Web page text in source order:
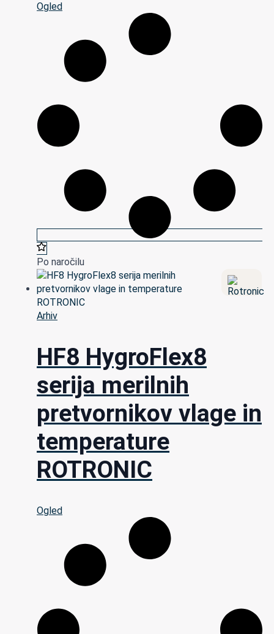
Ogled
Po naročilu
Arhiv
HF8 HygroFlex8
serija merilnih
pretvornikov vlage in
temperature
ROTRONIC
Ogled